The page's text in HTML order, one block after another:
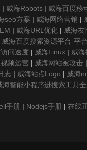
| 威海Robots | 威海百度移
seo方案 | 威海网络营销 |
| 威海URL优化 | 威海友
威海百度搜索资源平台-平
问速度 | 威海Linux | 威
频运营 | 威海网站被攻击 |
志 | 威海站点Logo | 威海
海智能小程序进搜索工具
手册 | Nodejs手册 | 在线